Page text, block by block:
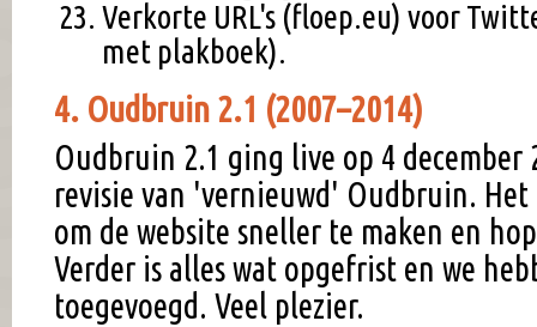
Verkorte URL's (floep.eu) voor
met plakboek).
4. Oudbruin 2.1 (2007–2014)
Oudbruin 2.1 ging live op 4 december
revisie van 'vernieuwd' Oudbruin.
om de website sneller te maken en
Verder is alles wat opgefrist en we
toegevoegd. Veel plezier.